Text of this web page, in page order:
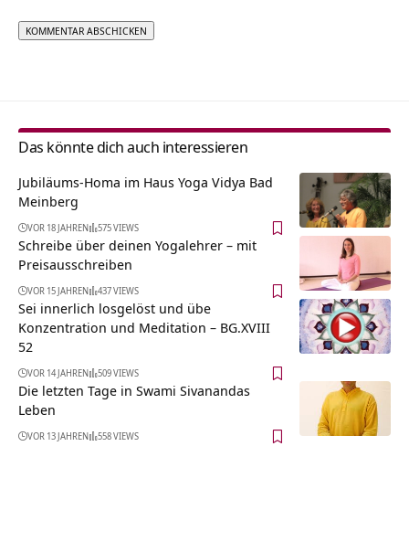
Das könnte dich auch interessieren
Jubiläums-Homa im Haus Yoga Vidya Bad
Meinberg
VOR 18 JAHREN 575 VIEWS
Schreibe über deinen Yogalehrer – mit
Preisausschreiben
VOR 15 JAHREN 437 VIEWS
Sei innerlich losgelöst und übe
Konzentration und Meditation – BG.XVIII
52
VOR 14 JAHREN 509 VIEWS
Die letzten Tage in Swami Sivanandas
Leben
VOR 13 JAHREN 558 VIEWS